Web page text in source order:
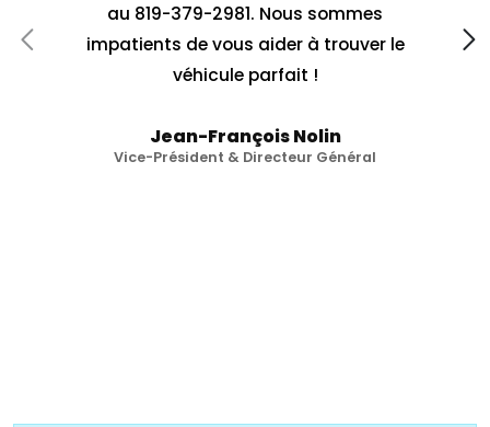
au 819-379-2981. Nous sommes
impatients de vous aider à trouver le
véhicule parfait !
Jean-François Nolin
Vice-Président & Directeur Général